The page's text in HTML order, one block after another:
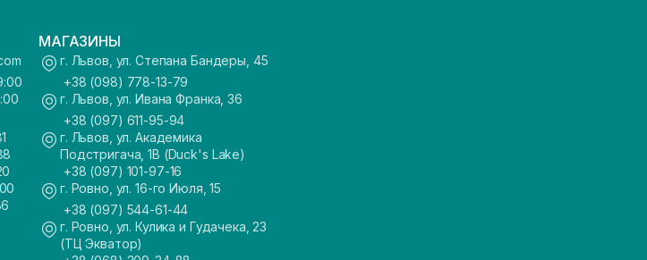
МАГАЗИНЫ
г. Львов, ул. Степана Бандеры, 45
+38 (098) 778-13-79
г. Львов, ул. Ивана Франка, 36
+38 (097) 611-95-94
г. Львов, ул. Академика
Подстригача, 1В (Duck's Lake)
+38 (097) 101-97-16
г. Ровно, ул. 16-го Июля, 15
+38 (097) 544-61-44
г. Ровно, ул. Кулика и Гудачека, 23
(ТЦ Экватор)